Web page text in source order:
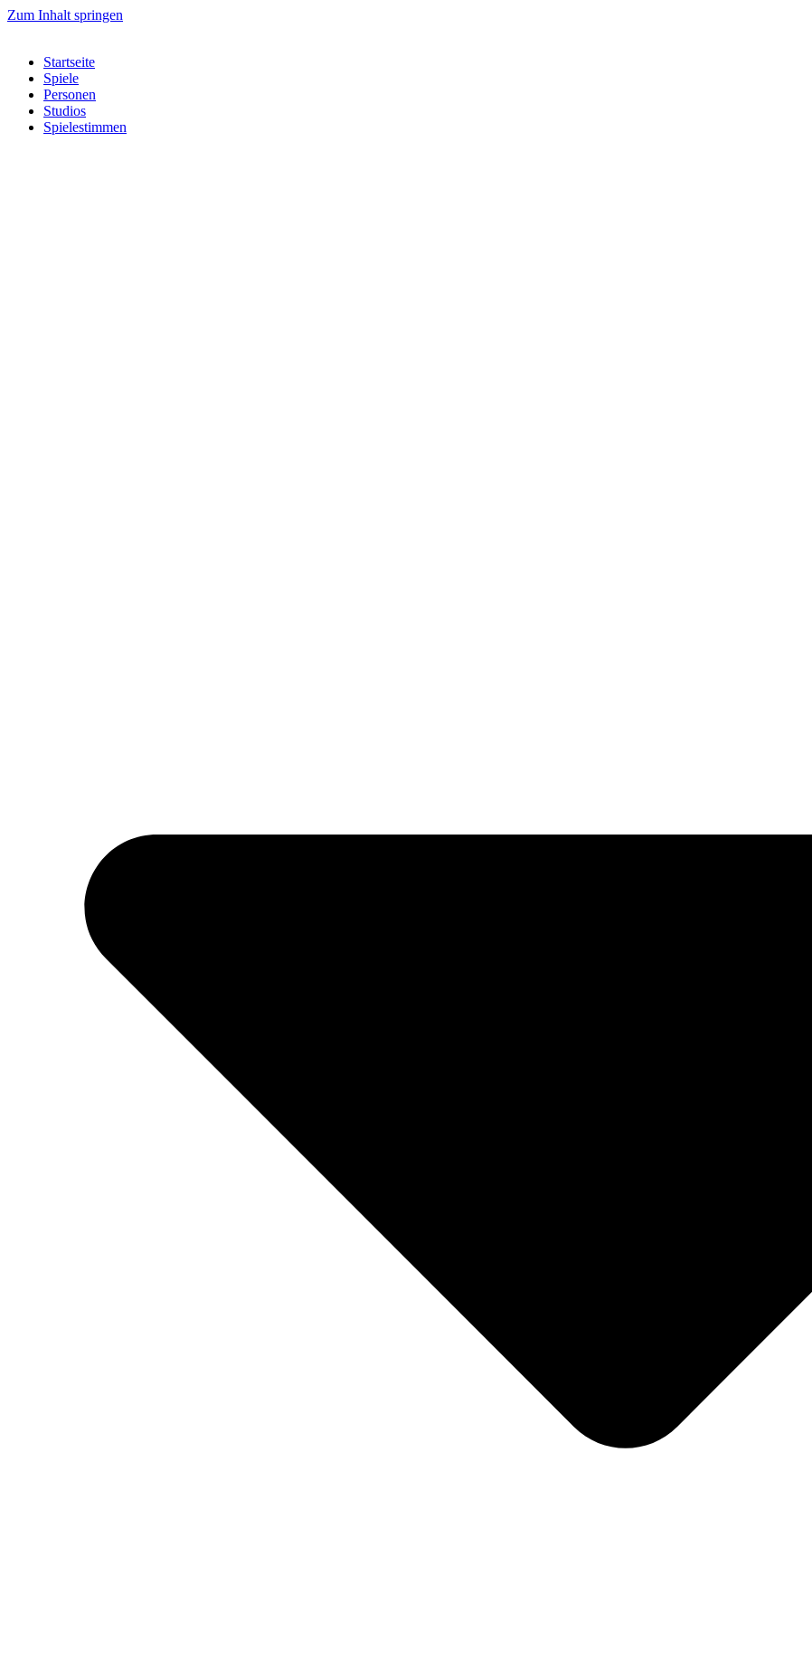
Zum Inhalt springen
Startseite
Spiele
Personen
Studios
Spielestimmen